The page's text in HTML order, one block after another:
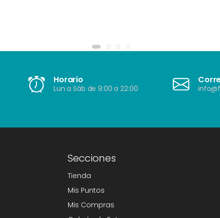
Horario
Lun a Sáb de 9:00 a 22:00
Secciones
Tienda
Mis Puntos
Mis Compras